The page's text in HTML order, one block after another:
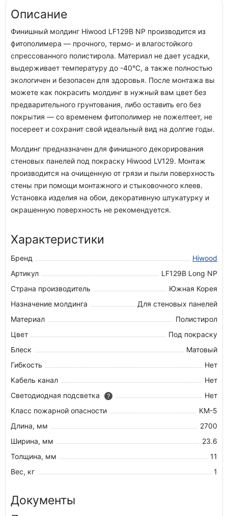
Описание
Финишный молдинг Hiwood LF129B NP производится из
фитополимера — прочного, термо- и влагостойкого
спрессованного полистирола. Материал не дает усадки,
выдерживает температуру до -40°С, а также полностью
экологичен и безопасен для здоровья. После монтажа вы
можете как покрасить молдинг в нужный вам цвет без
предварительного грунтования, либо оставить его без
покрытия — со временем фитополимер не пожелтеет, не
посереет и сохранит свой идеальный вид на долгие годы.
Молдинг предназначен для финишного декорирования
стеновых панелей под покраску Hiwood LV129. Монтаж
производится на очищенную от грязи и пыли поверхность
стены при помощи монтажного и стыковочного клеев.
Установка изделия на обои, декоративную штукатурку и
окрашенную поверхность не рекомендуется.
Характеристики
Бренд
Hiwood
Артикул
LF129B Long NP
Страна производитель
Южная Корея
Назначение молдинга
Для стеновых панелей
Материал
Полистирол
Цвет
Под покраску
Блеск
Матовый
Гибкость
Нет
Кабель канал
Нет
Светодиодная подсветка
?
Нет
Класс пожарной опасности
КМ-5
Длина, мм
2700
Ширина, мм
23.6
Толщина, мм
11
Вес, кг
1
Документы